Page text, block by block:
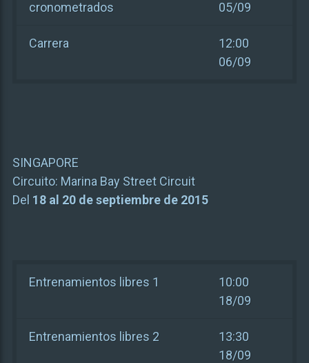
cronometrados 05/09
Carrera
12:00
06/09
SINGAPORE
Circuito: Marina Bay Street Circuit
Del 18 al 20 de septiembre de 2015
Entrenamientos libres 1
10:00
18/09
Entrenamientos libres 2
13:30
18/09